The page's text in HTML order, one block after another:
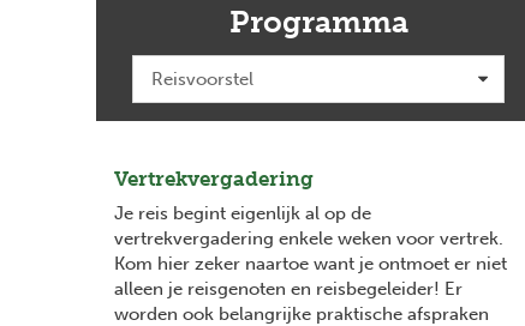
Programma
Vertrekvergadering
Je reis begint eigenlijk al op de
vertrekvergadering enkele weken voor vertrek.
Kom hier zeker naartoe want je ontmoet er niet
alleen je reisgenoten en reisbegeleider! Er
worden ook belangrijke praktische afspraken